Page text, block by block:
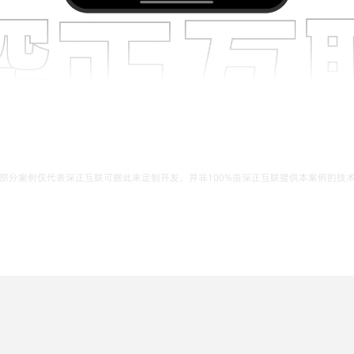
分案例仅代表深正互联可据此来定制开发，并非100%由深正互联提供本案例的技